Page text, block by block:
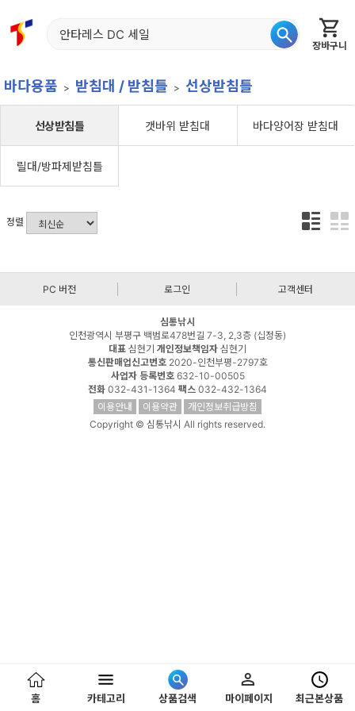
장바구니
홈 신상품 재입고 베스트 특가
홈 카테고리 상품검색 마이페이지 최근본상품
바다용품 받침대 / 받침틀 선상받침틀
선상받침틀 갯바위 받침대 바다양어장 받침대
릴대/방파제받침틀
정렬
PC 버전 로그인 고객센터
심통낚시
인천광역시 부평구 백범로478번길 7-3, 2,3층 (십정동)
대표 심현기 개인정보책임자 심현기
통신판매업신고번호2020-인천부평-2797호
사업자 등록번호632-10-00505
전화 032-431-1364 팩스 032-432-1364
이용안내
이용약관
개인정보취급방침
Copyright © 심통낚시 All rights reserved.